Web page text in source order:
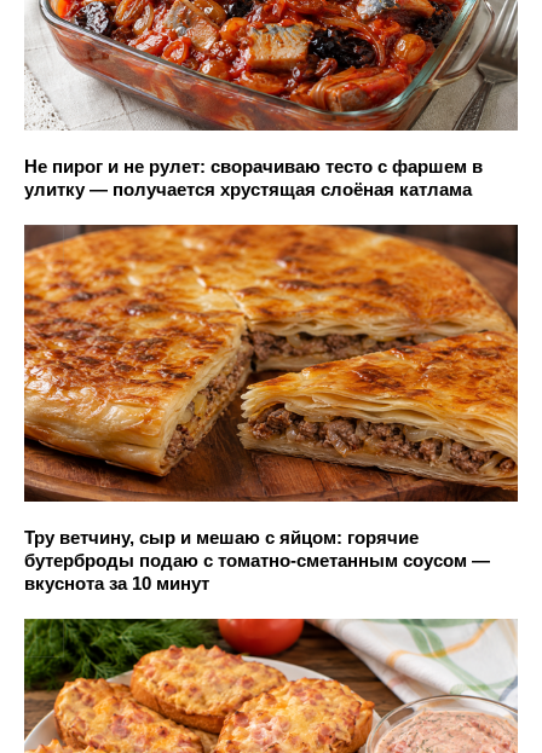
Не пирог и не рулет: сворачиваю тесто с фаршем в
улитку — получается хрустящая слоёная катлама
Тру ветчину, сыр и мешаю с яйцом: горячие
бутерброды подаю с томатно-сметанным соусом —
вкуснота за 10 минут